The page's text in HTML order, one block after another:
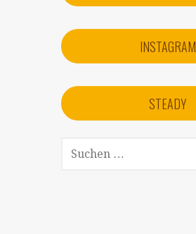
INSTAGRAM
STEADY
SUCHEN
NACH: